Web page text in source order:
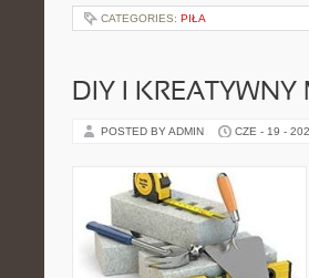
CATEGORIES: PIŁA
DIY I KREATYWNY
POSTED BY ADMIN CZE - 19 -